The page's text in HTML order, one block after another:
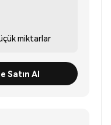
miktarlar
Satın Al